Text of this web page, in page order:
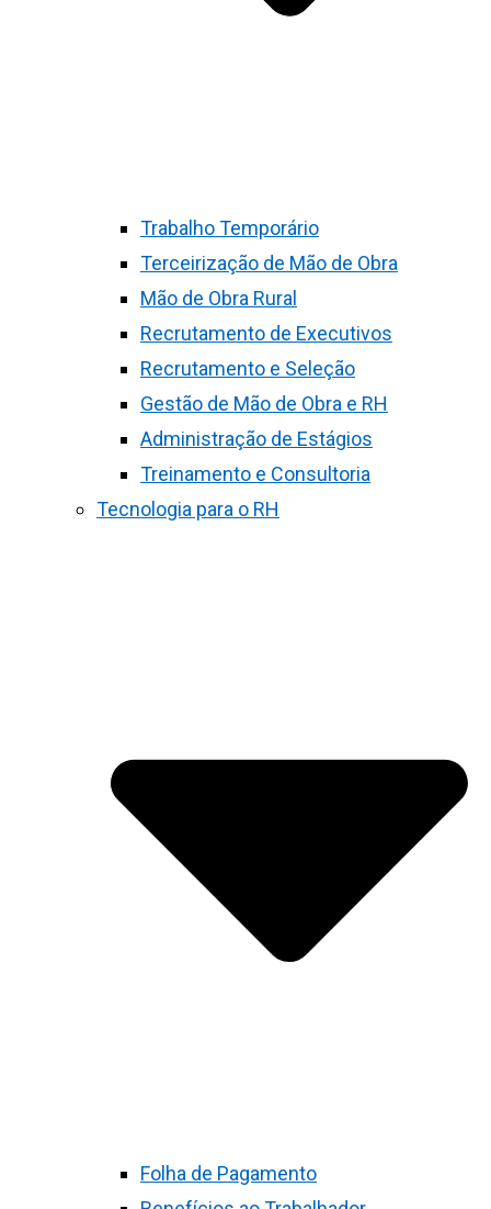
Trabalho Temporário
Terceirização de Mão de Obra
Mão de Obra Rural
Recrutamento de Executivos
Recrutamento e Seleção
Gestão de Mão de Obra e RH
Administração de Estágios
Treinamento e Consultoria
Tecnologia para o RH
Folha de Pagamento